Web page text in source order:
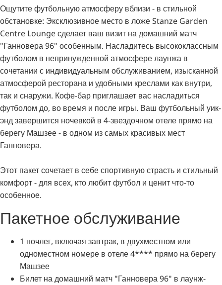
Ощутите футбольную атмосферу вблизи - в стильной
обстановке: Эксклюзивное место в ложе Stanze Garden
Centre Lounge сделает ваш визит на домашний матч
"Ганновера 96" особенным. Насладитесь высококлассным
футболом в непринужденной атмосфере лаунжа в
сочетании с индивидуальным обслуживанием, изысканной
атмосферой ресторана и удобными креслами как внутри,
так и снаружи. Кофе-бар приглашает вас насладиться
футболом до, во время и после игры. Ваш футбольный уик-
энд завершится ночевкой в 4-звездочном отеле прямо на
берегу Машзее - в одном из самых красивых мест
Ганновера.
Этот пакет сочетает в себе спортивную страсть и стильный
комфорт - для всех, кто любит футбол и ценит что-то
особенное.
Пакетное обслуживание
1 ночлег, включая завтрак, в двухместном или
одноместном номере в отеле 4**** прямо на берегу
Машзее
Билет на домашний матч "Ганновера 96" в лаунж-